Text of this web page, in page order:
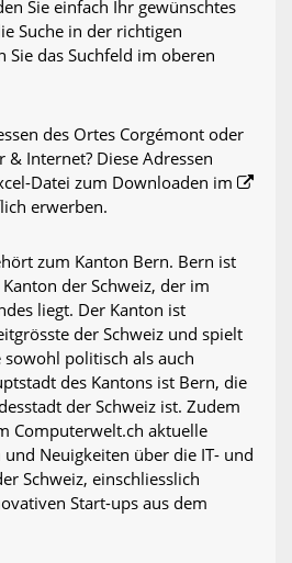
Sie einfach Ihr gewünschtes
Suche in der richtigen
Sie das Suchfeld im oberen
des Ortes Corgémont oder
Internet? Diese Adressen
Datei zum Downloaden im
erwerben.
zum Kanton Bern. Bern ist
der Schweiz, der im
liegt. Der Kanton ist
der Schweiz und spielt
politisch als auch
des Kantons ist Bern, die
der Schweiz ist. Zudem
Computerwelt.ch aktuelle
Neuigkeiten über die IT- und
Schweiz, einschliesslich
Start-ups aus dem